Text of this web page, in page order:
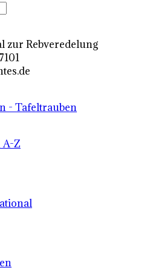
zur Rebveredelung
- Tafeltrauben
A-Z